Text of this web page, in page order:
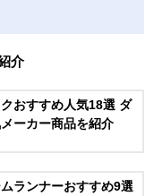
介
おすすめ人気18選 ダ
ーカー商品を紹介
ランナーおすすめ9選